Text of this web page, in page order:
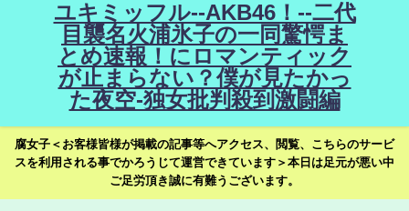
ユキミッフル--AKB46！--二代
目襲名火浦氷子の一同驚愕ま
とめ速報！にロマンティック
が止まらない？僕が見たかっ
た夜空-独女批判殺到激闘編
腐女子＜お客様皆様が掲載の記事等へアクセス、閲覧、こちらのサービ
スを利用される事でかろうじて運営できています＞本日は足元が悪い中
ご足労頂き誠に有難うございます。